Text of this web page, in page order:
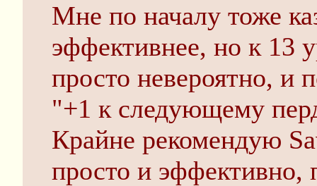
Мне по началу тоже
эффективнее, но к 13
просто невероятно, и
"+1 к следующему
Крайне рекомендую
просто и эффективно,